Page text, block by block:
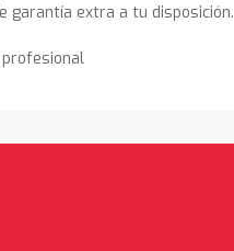
garantía extra a tu disposición.